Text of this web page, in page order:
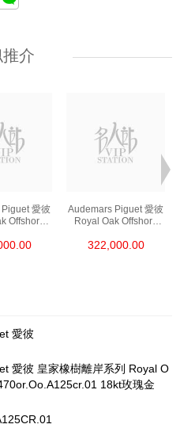
介
愛彼
Offshore
Audemars Piguet 愛彼
Royal Oak Offshore
26420so.Oo.A600ca.0
322,000.00
愛彼
愛彼 皇家橡樹離岸系列 Royal O
18kt玫瑰金